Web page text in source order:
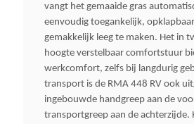
vangt het gemaaide gras
eenvoudig toegankelijk, opklapbaar
gemakkelijk leeg te maken. Het in
hoogte verstelbaar comfortstuur
werkcomfort, zelfs bij langdurig
transport is de RMA 448 RV ook
ingebouwde handgreep aan de
transportgreep aan de achterzijde.
Autonomie Met Ak 30
340 M²
Autonomie Ak 30 S
340 M²